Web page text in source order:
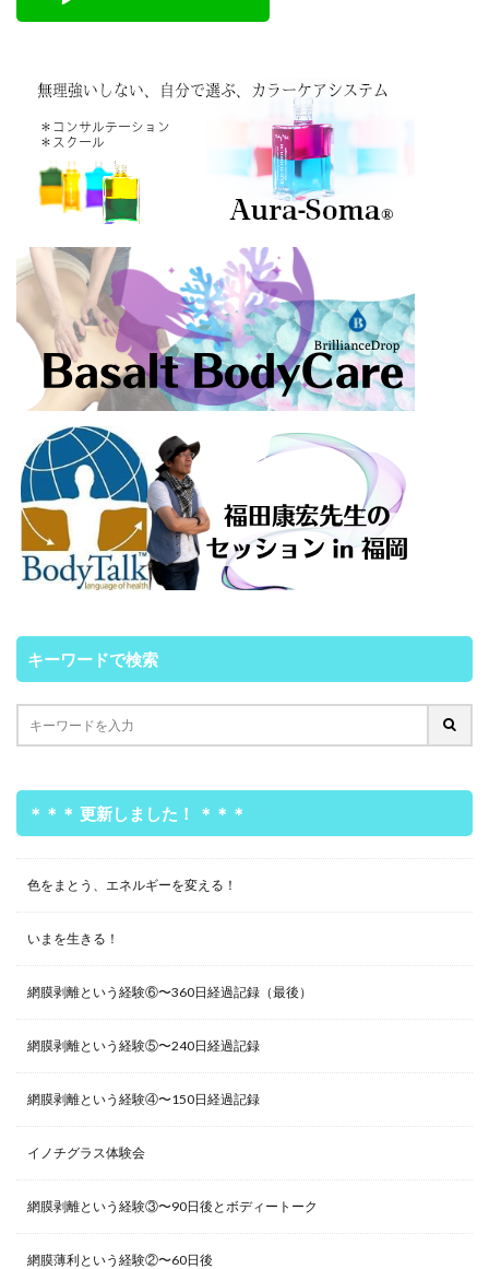
キーワードで検索
＊＊＊ 更新しました！ ＊＊＊
色をまとう、エネルギーを変える！
いまを生きる！
網膜剥離という経験⑥〜360日経過記録（最後）
網膜剥離という経験⑤〜240日経過記録
網膜剥離という経験④〜150日経過記録
イノチグラス体験会
網膜剥離という経験③〜90日後とボディートーク
網膜薄利という経験②〜60日後